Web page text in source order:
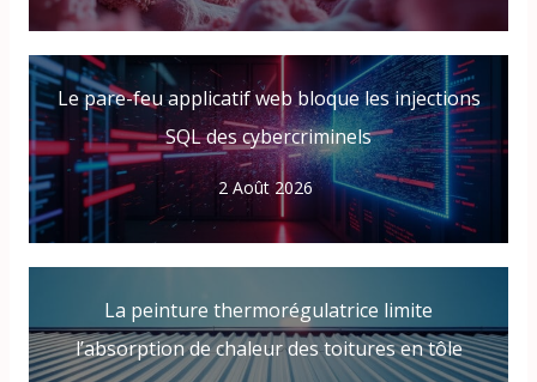
Le pare-feu applicatif web bloque les injections
SQL des cybercriminels
2 Août 2026
La peinture thermorégulatrice limite
l’absorption de chaleur des toitures en tôle